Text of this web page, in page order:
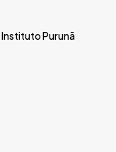
Instituto Purunã